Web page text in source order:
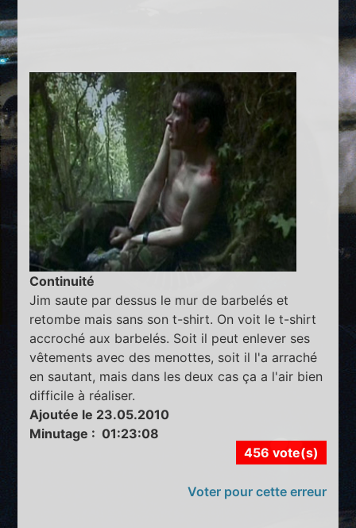
Continuité
Jim saute par dessus le mur de barbelés et
retombe mais sans son t-shirt. On voit le t-shirt
accroché aux barbelés. Soit il peut enlever ses
vêtements avec des menottes, soit il l'a arraché
en sautant, mais dans les deux cas ça a l'air bien
difficile à réaliser.
Ajoutée le 23.05.2010
Minutage : 01:23:08
456 vote(s)
Voter pour cette erreur